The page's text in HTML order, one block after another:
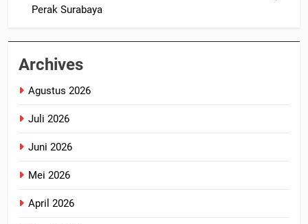
Perak Surabaya
Archives
Agustus 2026
Juli 2026
Juni 2026
Mei 2026
April 2026